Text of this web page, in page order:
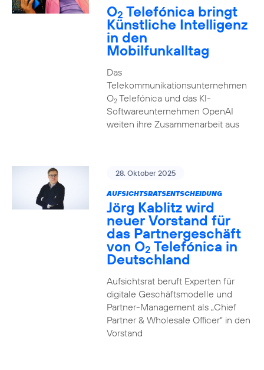
O2 Telefónica bringt
Künstliche Intelligenz
in den
Mobilfunkalltag
Das
Telekommunikationsunternehmen
O2Telefónica und das KI-
Softwareunternehmen OpenAI
weiten ihre Zusammenarbeit aus
28. Oktober 2025
AUFSICHTSRATSENTSCHEIDUNG
Jörg Kablitz wird
neuer Vorstand für
das Partnergeschäft
von O2 Telefónica in
Deutschland
Aufsichtsrat beruft Experten für
digitale Geschäftsmodelle und
Partner-Management als „Chief
Partner & Wholesale Officer“ in den
Vorstand